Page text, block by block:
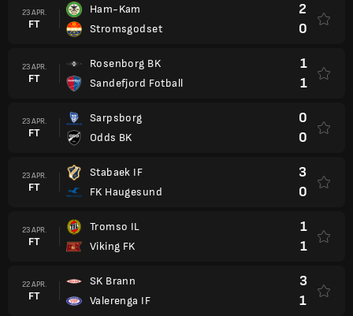
23 APR.
FT
Ham-Kam
Stromsgodset
2
0
23 APR.
FT
Rosenborg BK
Sandefjord Fotball
1
1
23 APR.
FT
Sarpsborg
Odds BK
0
0
23 APR.
FT
Stabaek IF
FK Haugesund
3
0
23 APR.
FT
Tromso IL
Viking FK
1
1
22 APR.
FT
SK Brann
Valerenga IF
3
1